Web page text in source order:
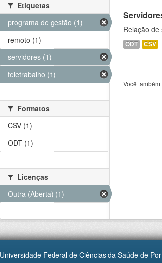
Relação de
ODT CSV
Você
Etiquetas
programa de gestão (1)
remoto (1)
servidores (1)
teletrabalho (1)
Formatos
CSV (1)
ODT (1)
Licenças
Outra (Aberta) (1)
Universidade Federal de Ciências da Saúde de